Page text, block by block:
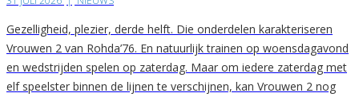
Gezelligheid, plezier, derde helft. Die onderdelen karakteriseren
Vrouwen 2 van Rohda’76. En natuurlijk trainen op woensdagavond
en wedstrijden spelen op zaterdag. Maar om iedere zaterdag met
elf speelster binnen de lijnen te verschijnen, kan Vrouwen 2 nog